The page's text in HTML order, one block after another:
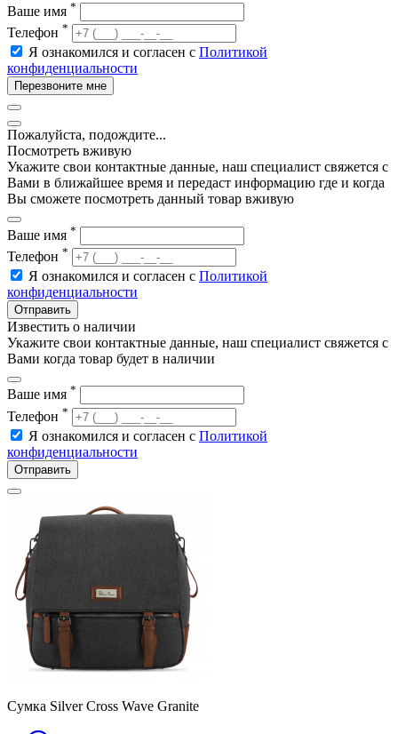
Ваше имя *
Телефон *
Я ознакомился и согласен с Политикой
конфиденциальности
Перезвоните мне
Пожалуйста, подождите...
Посмотреть вживую
Укажите свои контактные данные, наш специалист свяжется с
Вами в ближайшее время и передаст информацию где и когда
Вы сможете посмотреть данный товар вживую
Ваше имя *
Телефон *
Я ознакомился и согласен с Политикой
конфиденциальности
Отправить
Известить о наличии
Укажите свои контактные данные, наш специалист свяжется с
Вами когда товар будет в наличии
Ваше имя *
Телефон *
Я ознакомился и согласен с Политикой
конфиденциальности
Отправить
Сумка Silver Cross Wave Granite